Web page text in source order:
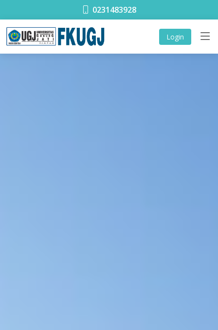
0231483928
Login